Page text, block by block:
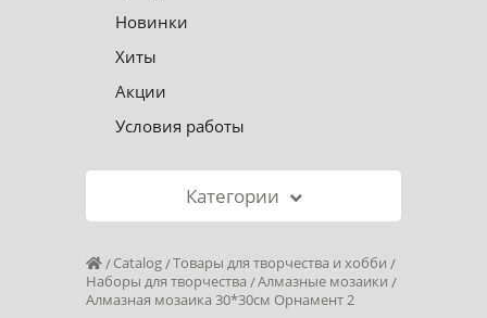
Новинки
Хиты
Акции
Условия работы
Категории
Catalog Товары для творчества и хобби
Наборы для творчества
Алмазные мозаики
Алмазная мозаика 30*30см Орнамент 2